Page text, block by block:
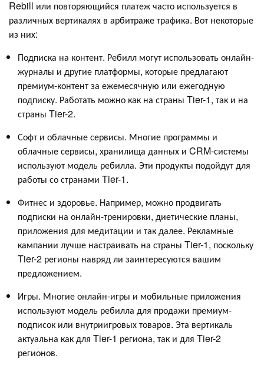
Rebill или повторяющийся платеж часто используется в
различных вертикалях в арбитраже трафика. Вот некоторые
из них:
Подписка на контент. Ребилл могут использовать онлайн-
журналы и другие платформы, которые предлагают
премиум-контент за ежемесячную или ежегодную
подписку. Работать можно как на страны Tier-1, так и на
страны Tier-2.
Софт и облачные сервисы. Многие программы и
облачные сервисы, хранилища данных и CRM-системы
используют модель ребилла. Эти продукты подойдут для
работы со странами Tier-1.
Фитнес и здоровье. Например, можно продвигать
подписки на онлайн-тренировки, диетические планы,
приложения для медитации и так далее. Рекламные
кампании лучше настраивать на страны Tier-1, поскольку
Tier-2 регионы навряд ли заинтересуются вашим
предложением.
Игры. Многие онлайн-игры и мобильные приложения
используют модель ребилла для продажи премиум-
подписок или внутриигровых товаров. Эта вертикаль
актуальна как для Tier-1 региона, так и для Tier-2
регионов.